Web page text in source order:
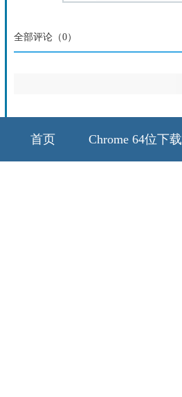
全部评论（0）
首页 Chrome 64位下载